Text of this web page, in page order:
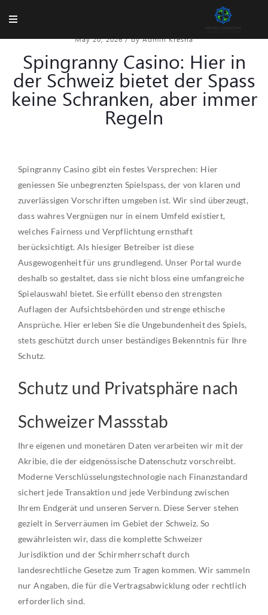
May 20, 2026/ by Admin Kresna
Spingranny Casino: Hier in
der Schweiz bietet der Spass
keine Schranken, aber immer
Regeln
Spingranny Casino gibt ein festes Versprechen: Hier
geniessen Sie unbegrenzten Spielspass, der von klaren und
zuverlässigen Vorschriften umgeben ist. Wir sind überzeugt,
dass wahres Vergnügen nur in einem Umfeld existiert,
welches Fairness und Verpflichtung ernsthaft
berücksichtigt. Als hiesiger Betreiber ist diese
Ausgewogenheit für uns grundlegend. Unser Portal wurde
deshalb so gestaltet, dass sie nicht bloss eine umfangreiche
Spielauswahl bietet. Sie erfüllt ebenso den strengsten
Auflagen der Aufsichtsbehörden und strenge ethische
Ansprüche. Hier erleben Sie die Ungebundenheit des Spiels,
stets geschützt durch unser beständiges Bekenntnis für Ihre
Schutz.
Schutz und Privatsphäre nach
Schweizer Massstab
Ihre eigenen und monetären Daten verarbeiten wir mit der
Akribie, die der eidgenössische Datenschutz vorschreibt.
Moderne Verschlüsselungstechnologie nach Finanzstandard
sichert jede Transaktion und jede Verbindung zwischen
Ihrem Endgerät und unseren Servern. Diese Server stehen
gezielt in Serverräumen im Gebiet der Schweiz. So
gewährleisten wir, dass die komplette Schweizer
Jurisdiktion und der Schirmherrschaft durch
landesrechtliche Gesetze zum Tragen kommen. Wir sammeln
nur Angaben, die für die Vertragsabwicklung oder rechtlich
erforderlich sind.